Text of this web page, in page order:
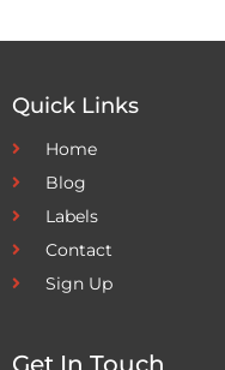
Quick Links
Home
Blog
Labels
Contact
Sign Up
Get In Touch